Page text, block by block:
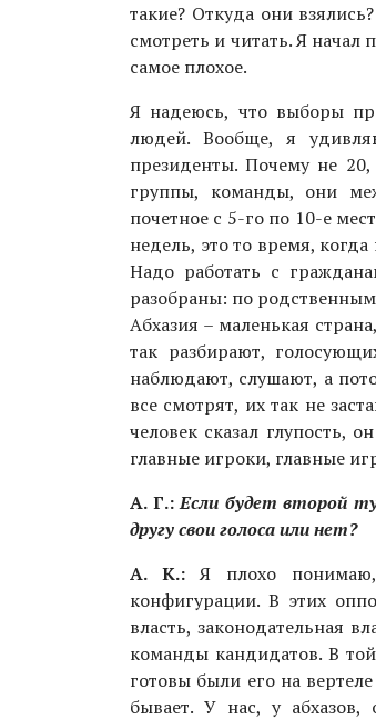
такие? Откуда они
смотреть и читать. Я начал
самое плохое.
Я надеюсь, что выборы
людей. Вообще, я
президенты. Почему не
группы, команды, они
почетное с 5-го по 10-е
недель, это то время,
Надо работать с
разобраны: по
Абхазия – маленькая
так разбирают,
наблюдают, слушают, а
все смотрят, их так не
человек сказал глупость,
главные игроки, главные
А. Г.: Если будет второй
другу свои голоса или нет?
​А. К.:Я плохо понимаю,
конфигурации. В этих
власть, законодательная
команды кандидатов. В
готовы были его на
бывает. У нас, у абхазов,